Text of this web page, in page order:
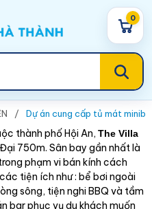
0
Dự án cung cấp tủ mát
thành phố Hội An, The Villa
750m. Sân bay gần nhất là
phạm vi bán kính cách
tiện ích như : bể bơi ngoài
sông, tiện nghi BBQ và tầm
bar phục vụ du khách muốn